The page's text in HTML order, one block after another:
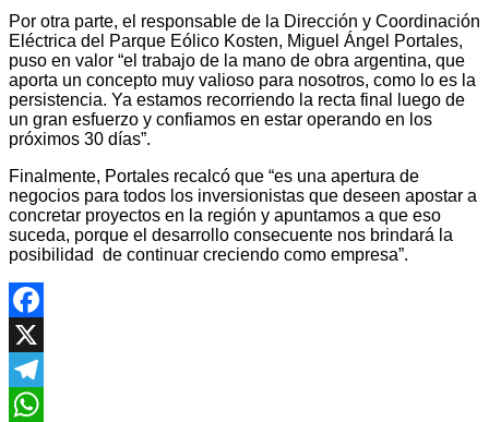
Por otra parte, el responsable de la Dirección y Coordinación
Eléctrica del Parque Eólico Kosten, Miguel Ángel Portales,
puso en valor “el trabajo de la mano de obra argentina, que
aporta un concepto muy valioso para nosotros, como lo es la
persistencia. Ya estamos recorriendo la recta final luego de
un gran esfuerzo y confiamos en estar operando en los
próximos 30 días”.
Finalmente, Portales recalcó que “es una apertura de
negocios para todos los inversionistas que deseen apostar a
concretar proyectos en la región y apuntamos a que eso
suceda, porque el desarrollo consecuente nos brindará la
posibilidad de continuar creciendo como empresa”.
Facebook
X
Telegram